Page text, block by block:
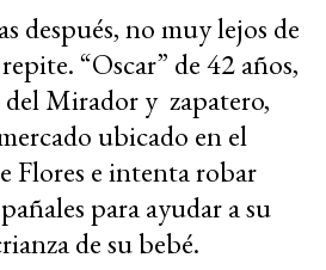
después, no muy lejos de
“Oscar” de 42 años,
del Mirador y zapatero,
ubicado en el
Flores e intenta robar
para ayudar a su
de su bebé.